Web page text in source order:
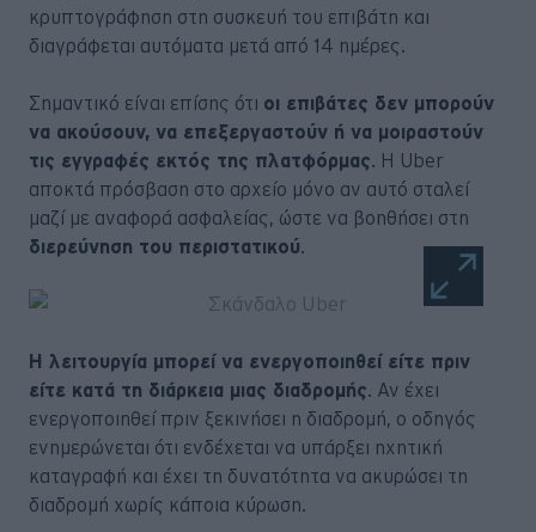
κρυπτογράφηση στη συσκευή του επιβάτη και
διαγράφεται αυτόματα μετά από 14 ημέρες.
Σημαντικό είναι επίσης ότι οι επιβάτες δεν μπορούν
να ακούσουν, να επεξεργαστούν ή να μοιραστούν
τις εγγραφές εκτός της πλατφόρμας . Η Uber
αποκτά πρόσβαση στο αρχείο μόνο αν αυτό σταλεί
μαζί με αναφορά ασφαλείας, ώστε να βοηθήσει στη
διερεύνηση του περιστατικού
Η λειτουργία μπορεί να ενεργοποιηθεί είτε πριν
είτε κατά τη διάρκεια μιας διαδρομής . Αν έχει
ενεργοποιηθεί πριν ξεκινήσει η διαδρομή, ο οδηγός
ενημερώνεται ότι ενδέχεται να υπάρξει ηχητική
καταγραφή και έχει τη δυνατότητα να ακυρώσει τη
διαδρομή χωρίς κάποια κύρωση.